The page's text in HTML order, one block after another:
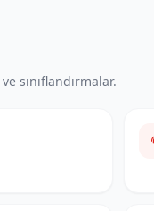
sınıflandırmalar.